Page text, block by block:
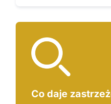
Co daje